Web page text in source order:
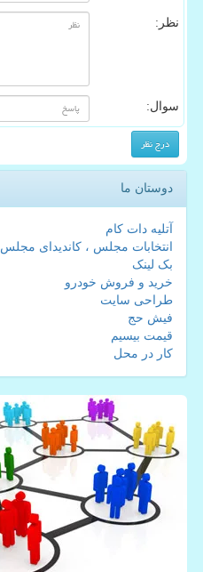
نظر:
سوال:
دوستان ما
آتلیه دات کام
انتخابات مجلس ، کاندیدای مجلس
بک لینک
خرید و فروش خودرو
طراحی سایت
فیش حج
قیمت بیسیم
کار در محل